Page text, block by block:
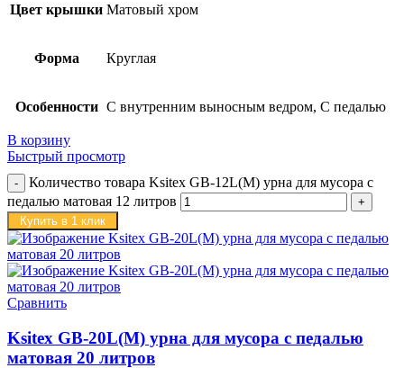
Цвет крышки Матовый хром
Форма Круглая
Особенности С внутренним выносным ведром, С педалью
В корзину
Быстрый просмотр
Количество товара Ksitex GB-12L(M) урна для мусора с
педалью матовая 12 литров
Купить в 1 клик
Сравнить
Ksitex GB-20L(M) урна для мусора с педалью
матовая 20 литров